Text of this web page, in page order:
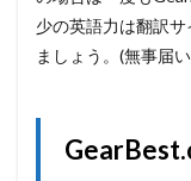
少の英語力は翻訳
ましょう。(無事届